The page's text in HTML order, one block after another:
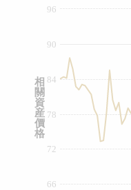
90
66
72
78
84
96
相
關
資
産
價
格
牛熊證文件及公告
牛熊證文件及公告 (瑞信)
收市競價變化